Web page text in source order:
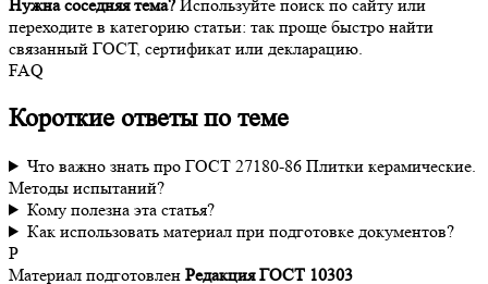
Нужна соседняя тема? Используйте поиск по сайту или
переходите в категорию статьи: так проще быстро найти
связанный ГОСТ, сертификат или декларацию.
FAQ
Короткие ответы по теме
Что важно знать про ГОСТ 27180-86 Плитки керамические.
Методы испытаний?
Кому полезна эта статья?
Как использовать материал при подготовке документов?
Р
Материал подготовлен Редакция ГОСТ 10303